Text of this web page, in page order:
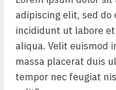
adipiscing elit, sed
incididunt ut labore
aliqua. Velit euismod
massa placerat duis
tempor nec feugiat